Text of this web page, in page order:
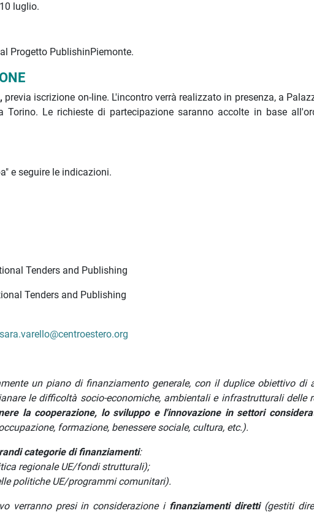
luglio.
Progetto PublishinPiemonte.
previa iscrizione on-line. L'incontro verrà realizzato in presenza, a
Le richieste di partecipazione saranno accolte in base
e seguire le indicazioni.
Tenders and Publishing
Tenders and Publishing
sara.varello@centroestero.org
un piano di finanziamento generale, con il duplice obiettivo di
le difficoltà socio-economiche, ambientali e infrastrutturali delle
la cooperazione, lo sviluppo e l'innovazione in settori
formazione, benessere sociale, cultura, etc.).
categorie di finanziamenti:
regionale UE/fondi strutturali);
politiche UE/programmi comunitari).
verranno presi in considerazione i finanziamenti diretti(gestiti